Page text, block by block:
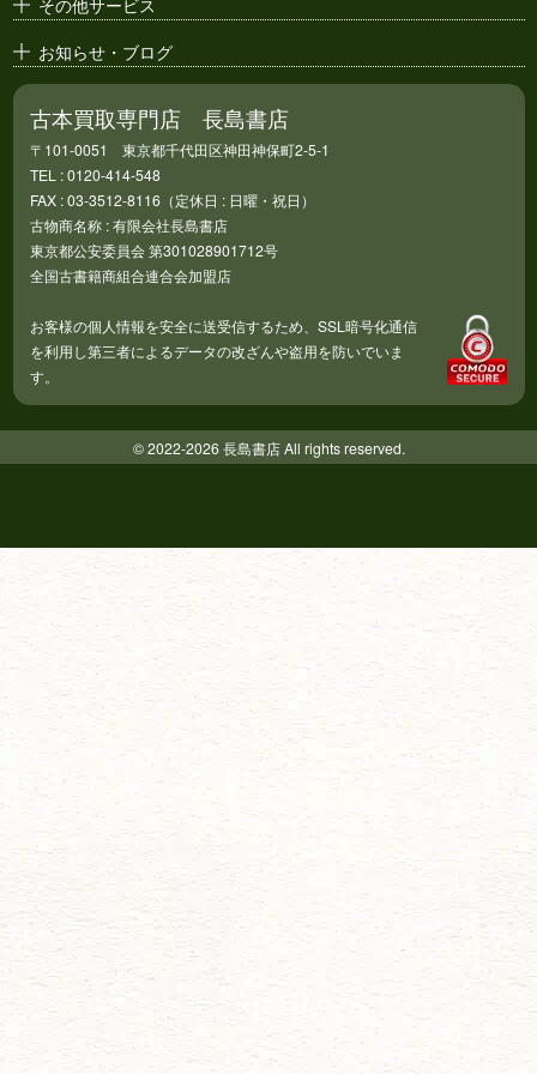
その他サービス
お知らせ・ブログ
古本買取専門店 長島書店
〒101-0051 東京都千代田区神田神保町2-5-1
TEL : 0120-414-548
FAX : 03-3512-8116（定休日 : 日曜・祝日）
古物商名称 : 有限会社長島書店
東京都公安委員会 第301028901712号
全国古書籍商組合連合会加盟店
お客様の個人情報を安全に送受信するため、SSL暗号化通信
を利用し第三者によるデータの改ざんや盗用を防いでいま
す。
© 2022-2026 長島書店 All rights reserved.